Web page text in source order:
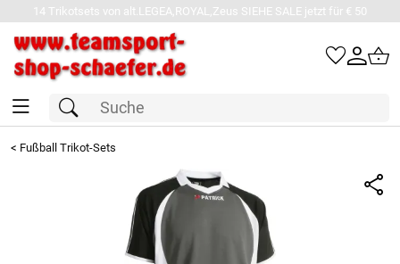
14 Trikotsets von alt.LEGEA,ROYAL,Zeus SIEHE SALE jetzt für € 50
< Fußball Trikot-Sets